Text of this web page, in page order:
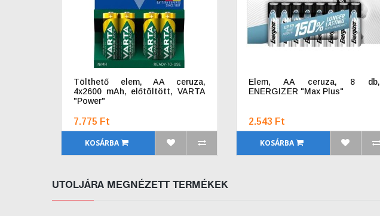
Tölthető elem, AA ceruza,
4x2600 mAh, előtöltött, VARTA
"Power"
7.775 Ft
KOSÁRBA
Elem, AA ceruza, 8 db,
ENERGIZER "Max Plus"
2.543 Ft
KOSÁRBA
UTOLJÁRA MEGNÉZETT TERMÉKEK